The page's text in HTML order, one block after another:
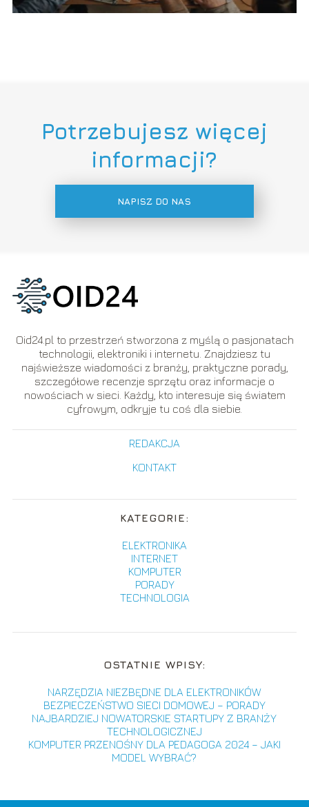
Potrzebujesz więcej
informacji?
NAPISZ DO NAS
Oid24.pl to przestrzeń stworzona z myślą o pasjonatach
technologii, elektroniki i internetu. Znajdziesz tu
najświeższe wiadomości z branży, praktyczne porady,
szczegółowe recenzje sprzętu oraz informacje o
nowościach w sieci. Każdy, kto interesuje się światem
cyfrowym, odkryje tu coś dla siebie.
REDAKCJA
KONTAKT
KATEGORIE:
ELEKTRONIKA
INTERNET
KOMPUTER
PORADY
TECHNOLOGIA
OSTATNIE WPISY:
NARZĘDZIA NIEZBĘDNE DLA ELEKTRONIKÓW
BEZPIECZEŃSTWO SIECI DOMOWEJ – PORADY
NAJBARDZIEJ NOWATORSKIE STARTUPY Z BRANŻY
TECHNOLOGICZNEJ
KOMPUTER PRZENOŚNY DLA PEDAGOGA 2024 – JAKI
MODEL WYBRAĆ?